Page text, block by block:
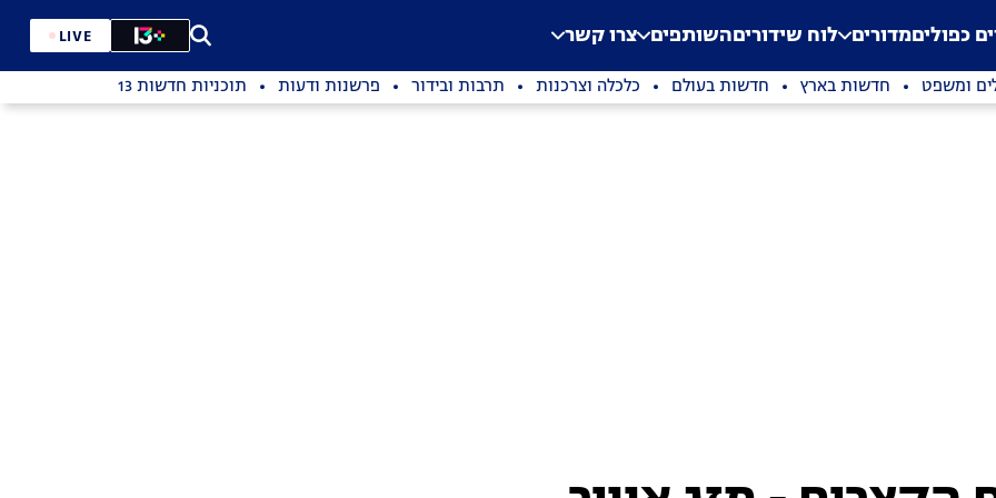
Application error: a
. כפוליםמדורים לוח שידוריםהשותפים צרו קשר LIVE
ומשפט חדשות בארץ חדשות בעולם כלכלה וצרכנות תרבות ובידור פרשנות ודעות תוכניות חדשות 13